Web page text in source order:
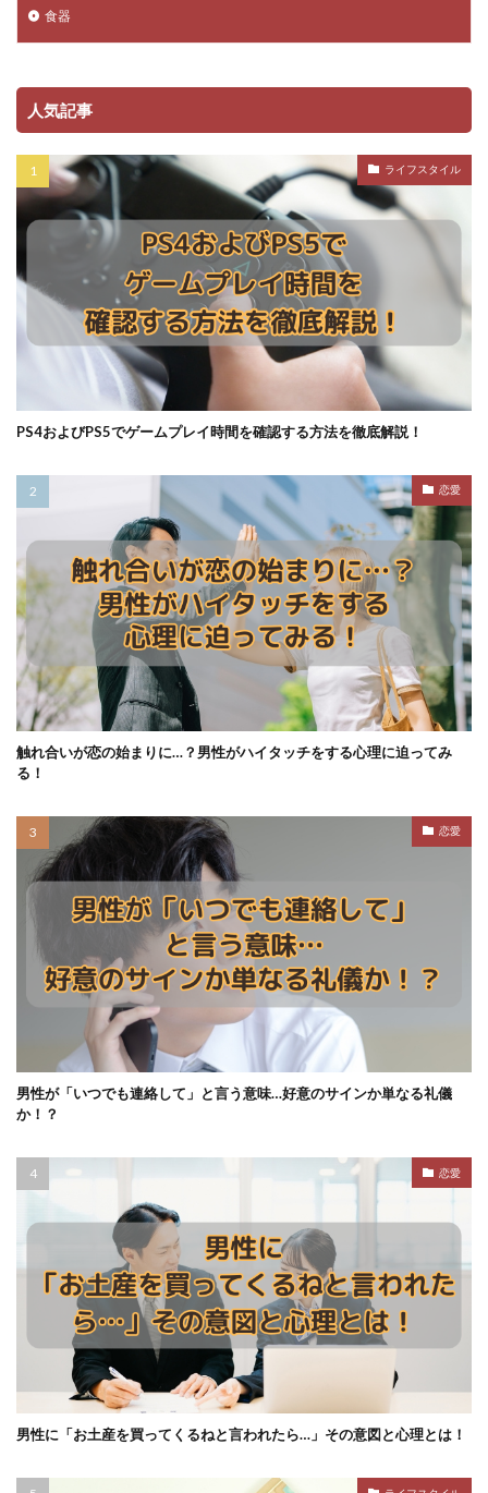
食器
人気記事
ライフスタイル
PS4およびPS5でゲームプレイ時間を確認する方法を徹底解説！
恋愛
触れ合いが恋の始まりに…？男性がハイタッチをする心理に迫ってみ
る！
恋愛
男性が「いつでも連絡して」と言う意味…好意のサインか単なる礼儀
か！？
恋愛
男性に「お土産を買ってくるねと言われたら…」その意図と心理とは！